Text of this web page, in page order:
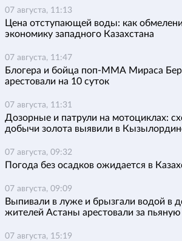
07 августа, 11:13
Цена отступающей воды: как
экономику западного Казахстана
07 августа, 11:47
Блогера и бойца поп-ММА Мираса
арестовали на 10 суток
07 августа, 11:31
Дозорные и патрули на мотоциклах:
добычи золота выявили в
07 августа, 09:32
Погода без осадков ожидается в
07 августа, 09:09
Выпивали в луже и брызгали водой в
жителей Астаны арестовали за
07 августа, 15:19